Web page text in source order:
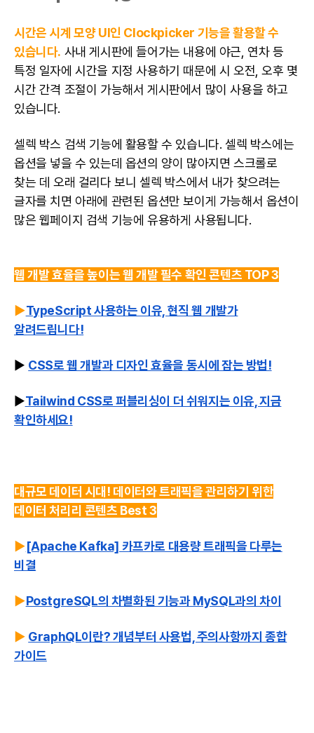
시간은 시계 모양 UI인 Clockpicker 기능을 활용할 수
있습니다. 사내 게시판에 들어가는 내용에 야근, 연차 등
특정 일자에 시간을 지정 사용하기 때문에 시 오전, 오후 몇
시간 간격 조절이 가능해서 게시판에서 많이 사용을 하고
있습니다.
셀렉 박스 검색 기능에 활용할 수 있습니다. 셀렉 박스에는
옵션을 넣을 수 있는데 옵션의 양이 많아지면 스크롤로
찾는 데 오래 걸리다 보니 셀렉 박스에서 내가 찾으려는
글자를 치면 아래에 관련된 옵션만 보이게 가능해서 옵션이
많은 웹페이지 검색 기능에 유용하게 사용됩니다.
웹 개발 효율을 높이는 웹 개발 필수 확인 콘텐츠 TOP 3
▶️TypeScript 사용하는 이유, 현직 웹 개발가
알려드립니다!
▶️ CSS로 웹 개발과 디자인 효율을 동시에 잡는 방법!
▶️Tailwind CSS로 퍼블리싱이 더 쉬워지는 이유, 지금
확인하세요!
대규모 데이터 시대! 데이터와 트래픽을 관리하기 위한
데이터 처리리 콘텐츠 Best 3
▶️[Apache Kafka] 카프카로 대용량 트래픽을 다루는
비결
▶️PostgreSQL의 차별화된 기능과 MySQL과의 차이
▶️ GraphQL이란? 개념부터 사용법, 주의사항까지 종합
가이드